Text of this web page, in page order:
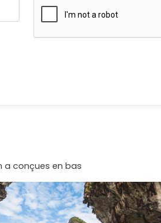
a conçues en bas